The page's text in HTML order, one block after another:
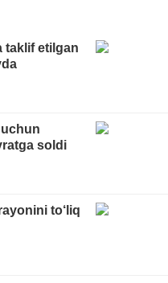
taklif etilgan
soldi
to‘liq